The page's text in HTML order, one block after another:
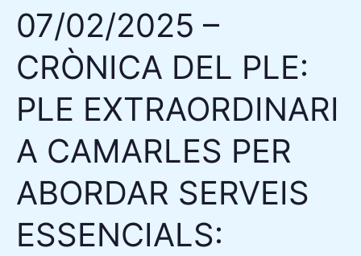
07/02/2025 –
CRÒNICA DEL PLE:
PLE EXTRAORDINARI
A CAMARLES PER
ABORDAR SERVEIS
ESSENCIALS:
PER
ABORDAR
SERVEIS
PRÒRROGA
DEL
CENTRE
DE
DIA,
SOL·LICITUD